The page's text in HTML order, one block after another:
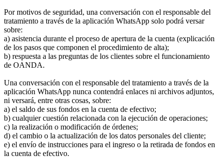
Por motivos de seguridad, una conversación con el responsable del
tratamiento a través de la aplicación WhatsApp solo podrá versar
sobre:
a) asistencia durante el proceso de apertura de la cuenta (explicación
de los pasos que componen el procedimiento de alta);
b) respuesta a las preguntas de los clientes sobre el funcionamiento
de OANDA.
Una conversación con el responsable del tratamiento a través de la
aplicación WhatsApp nunca contendrá enlaces ni archivos adjuntos,
ni versará, entre otras cosas, sobre:
a) el saldo de sus fondos en la cuenta de efectivo;
b) cualquier cuestión relacionada con la ejecución de operaciones;
c) la realización o modificación de órdenes;
d) el cambio o la actualización de los datos personales del cliente;
e) el envío de instrucciones para el ingreso o la retirada de fondos en
la cuenta de efectivo.